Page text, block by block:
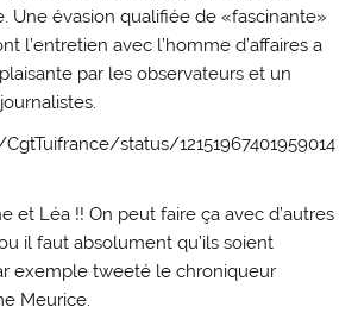
Une évasion qualifiée de «fascinante»
l’entretien avec l’homme d’affaires a
par les observateurs et un
status/12151967401959014
et Léa !! On peut faire ça avec d’autres
il faut absolument qu’ils soient
exemple tweeté le chroniqueur
Meurice.